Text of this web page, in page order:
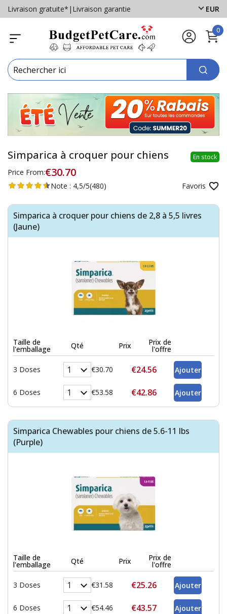
Livraison gratuite* | Livraison garantie EUR
0
En stock
Simparica à croquer pour chiens
Price From:€30.70
Favoris
Note : 4,5/5(480)
Simparica à croquer pour chiens de 2,8 à 5,5 livres
(Jaune)
Taille de
l'emballage Qté Prix Prix de
l'offre
3 Doses €30.70 €24.56
6 Doses €53.58 €42.86
Simparica Chewables pour chiens de 5.6-11 lbs
(Purple)
Taille de
l'emballage Qté Prix Prix de
l'offre
3 Doses €31.58 €25.26
6 Doses €54.46 €43.57